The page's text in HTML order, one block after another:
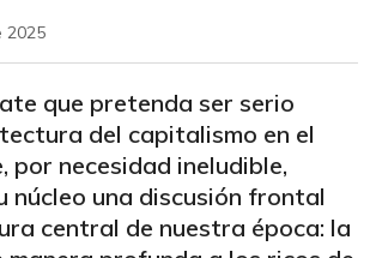
2025
que pretenda ser serio
del capitalismo en el
por necesidad ineludible,
núcleo una discusión frontal
central de nuestra época: la